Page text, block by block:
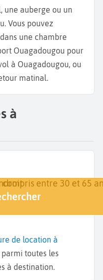
une auberge ou un
Vous pouvez
une chambre
Ouagadougou pour
à Ouagadougou, ou
matinal.
à
entre 30 et 65
de location à
toutes les
à destination.